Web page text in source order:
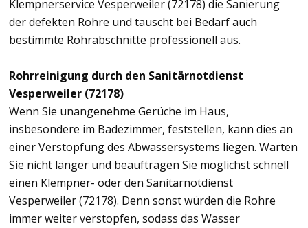
Klempnerservice Vesperweiler (72178) die Sanierung
der defekten Rohre und tauscht bei Bedarf auch
bestimmte Rohrabschnitte professionell aus.
Rohrreinigung durch den Sanitärnotdienst
Vesperweiler (72178)
Wenn Sie unangenehme Gerüche im Haus,
insbesondere im Badezimmer, feststellen, kann dies an
einer Verstopfung des Abwassersystems liegen. Warten
Sie nicht länger und beauftragen Sie möglichst schnell
einen Klempner- oder den Sanitärnotdienst
Vesperweiler (72178). Denn sonst würden die Rohre
immer weiter verstopfen, sodass das Wasser